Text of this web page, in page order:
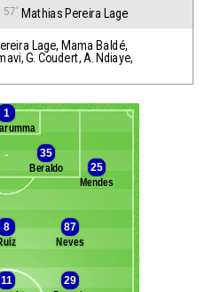
57' Mathias Pereira Lage
Lage, Mama Baldé,
,G. Coudert, A. Ndiaye,